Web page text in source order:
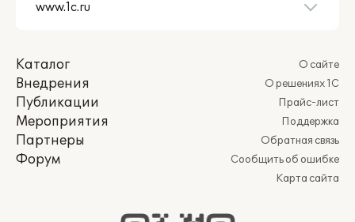
Каталог
Внедрения
Публикации
Мероприятия
Партнеры
Форум
О сайте
О решениях 1С
Прайс-лист
Поддержка
Обратная связь
Сообщить об ошибке
Карта сайта